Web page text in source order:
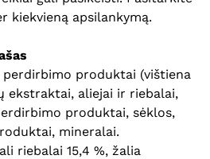
nėra produktų.
kiekvieną apsilankymą.
perdirbimo produktai (vištiena
ekstraktai, aliejai ir riebalai,
produktai, sėklos,
mineralai.
riebalai 15,4 %, žalia